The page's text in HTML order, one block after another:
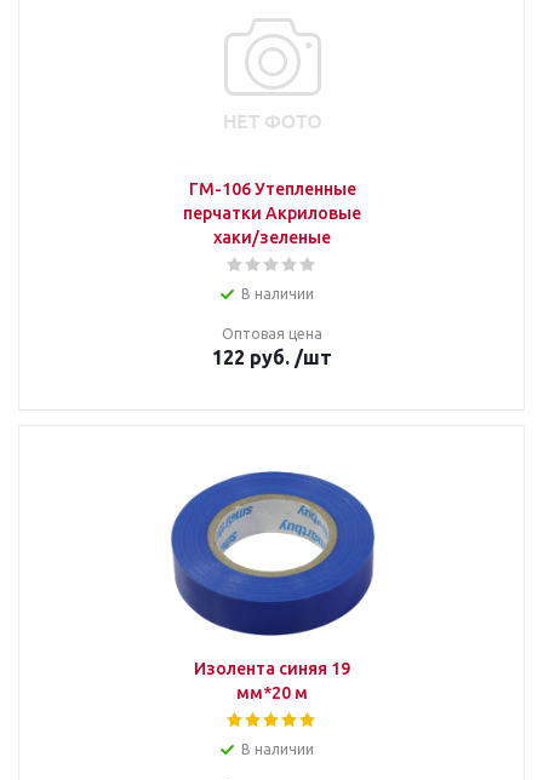
ГМ-106 Утепленные
перчатки Акриловые
хаки/зеленые
В наличии
Оптовая цена
122 руб. /шт
Изолента синяя 19
мм*20 м
В наличии